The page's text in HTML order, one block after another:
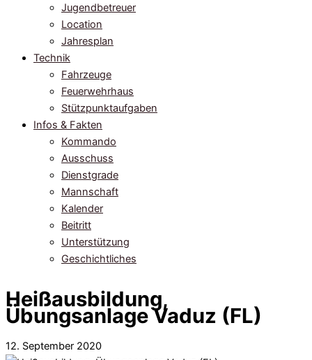
Jugendbetreuer
Location
Jahresplan
Technik
Fahrzeuge
Feuerwehrhaus
Stützpunktaufgaben
Infos & Fakten
Kommando
Ausschuss
Dienstgrade
Mannschaft
Kalender
Beitritt
Unterstützung
Geschichtliches
Heißausbildung,
Übungsanlage Vaduz (FL)
12. September 2020